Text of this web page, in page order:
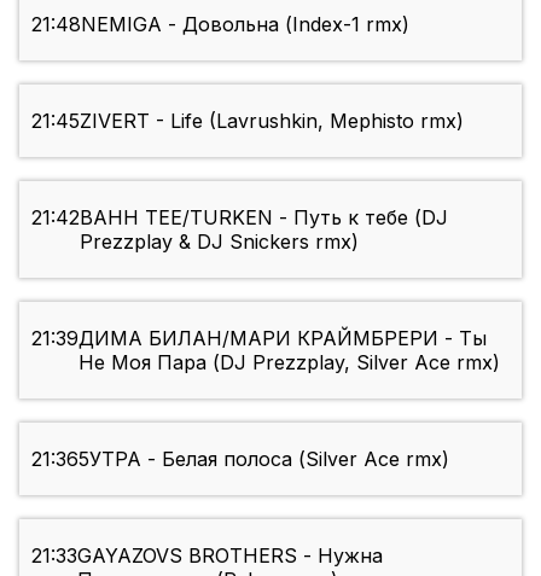
21:48NEMIGA - Довольна (Index-1 rmx)
21:45ZIVERT - Life (Lavrushkin, Mephisto rmx)
21:42BAHH TEE/TURKEN - Путь к тебе (DJ
Prezzplay & DJ Snickers rmx)
21:39ДИМА БИЛАН/МАРИ КРАЙМБРЕРИ - Ты
Не Моя Пара (DJ Prezzplay, Silver Ace rmx)
21:365УТРА - Белая полоса (Silver Ace rmx)
21:33GAYAZOVS BROTHERS - Нужна